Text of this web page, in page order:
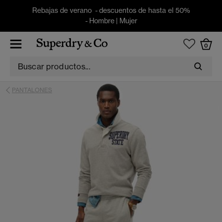
Rebajas de verano - descuentos de hasta el 50%
- Hombre| Mujer
0
PANTALONES